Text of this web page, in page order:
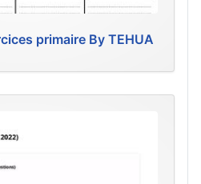
primaire By TEHUA